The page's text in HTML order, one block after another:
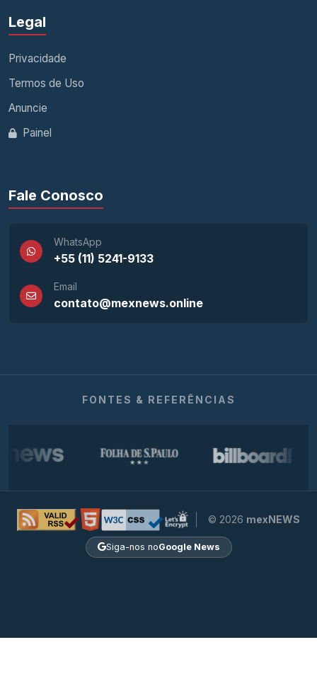
Legal
Privacidade
Termos de Uso
Anuncie
Painel
Fale Conosco
WhatsApp
+55 (11) 5241-9133
Email
contato@mexnews.online
FONTES & REFERÊNCIAS
© 2026 mexNEWS
Siga-nos noGoogle News